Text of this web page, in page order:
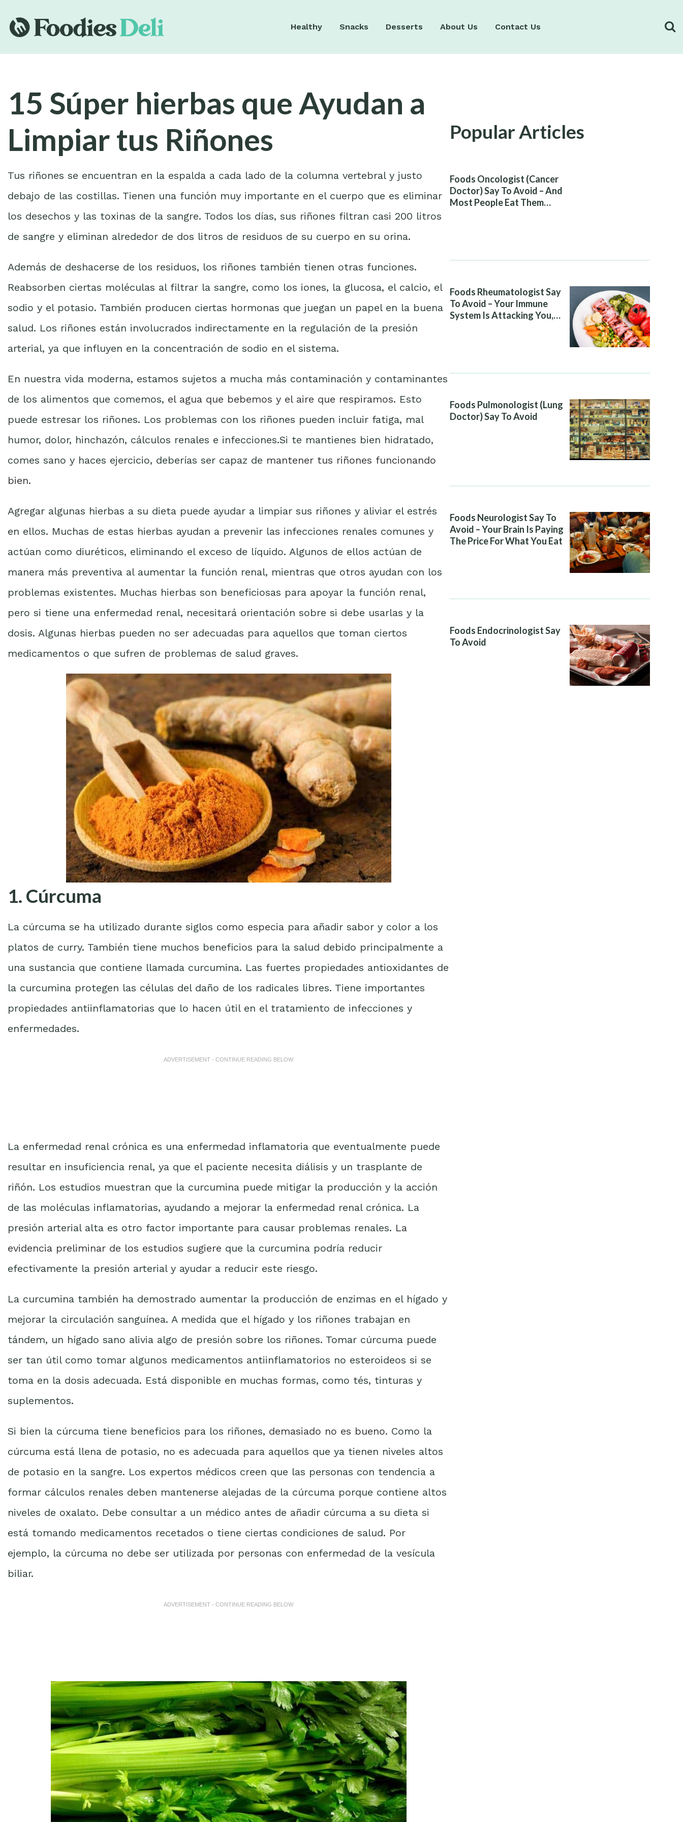
Healthy Snacks Desserts About Us Contact Us
15 Súper hierbas que Ayudan a
Limpiar tus Riñones
Tus riñones se encuentran en la espalda a cada lado de la columna vertebral y justo
debajo de las costillas. Tienen una función muy importante en el cuerpo que es eliminar
los desechos y las toxinas de la sangre. Todos los días, sus riñones filtran casi 200 litros
de sangre y eliminan alrededor de dos litros de residuos de su cuerpo en su orina.
Además de deshacerse de los residuos, los riñones también tienen otras funciones.
Reabsorben ciertas moléculas al filtrar la sangre, como los iones, la glucosa, el calcio, el
sodio y el potasio. También producen ciertas hormonas que juegan un papel en la buena
salud. Los riñones están involucrados indirectamente en la regulación de la presión
arterial, ya que influyen en la concentración de sodio en el sistema.
En nuestra vida moderna, estamos sujetos a mucha más contaminación y contaminantes
de los alimentos que comemos, el agua que bebemos y el aire que respiramos. Esto
puede estresar los riñones. Los problemas con los riñones pueden incluir fatiga, mal
humor, dolor, hinchazón, cálculos renales e infecciones.Si te mantienes bien hidratado,
comes sano y haces ejercicio, deberías ser capaz de mantener tus riñones funcionando
bien.
Agregar algunas hierbas a su dieta puede ayudar a limpiar sus riñones y aliviar el estrés
en ellos. Muchas de estas hierbas ayudan a prevenir las infecciones renales comunes y
actúan como diuréticos, eliminando el exceso de líquido. Algunos de ellos actúan de
manera más preventiva al aumentar la función renal, mientras que otros ayudan con los
problemas existentes. Muchas hierbas son beneficiosas para apoyar la función renal,
pero si tiene una enfermedad renal, necesitará orientación sobre si debe usarlas y la
dosis. Algunas hierbas pueden no ser adecuadas para aquellos que toman ciertos
medicamentos o que sufren de problemas de salud graves.
1. Cúrcuma
La cúrcuma se ha utilizado durante siglos como especia para añadir sabor y color a los
platos de curry. También tiene muchos beneficios para la salud debido principalmente a
una sustancia que contiene llamada curcumina. Las fuertes propiedades antioxidantes de
la curcumina protegen las células del daño de los radicales libres. Tiene importantes
propiedades antiinflamatorias que lo hacen útil en el tratamiento de infecciones y
enfermedades.
ADVERTISEMENT - CONTINUE READING BELOW
La enfermedad renal crónica es una enfermedad inflamatoria que eventualmente puede
resultar en insuficiencia renal, ya que el paciente necesita diálisis y un trasplante de
riñón. Los estudios muestran que la curcumina puede mitigar la producción y la acción
de las moléculas inflamatorias, ayudando a mejorar la enfermedad renal crónica. La
presión arterial alta es otro factor importante para causar problemas renales. La
evidencia preliminar de los estudios sugiere que la curcumina podría reducir
efectivamente la presión arterial y ayudar a reducir este riesgo.
La curcumina también ha demostrado aumentar la producción de enzimas en el hígado y
mejorar la circulación sanguínea. A medida que el hígado y los riñones trabajan en
tándem, un hígado sano alivia algo de presión sobre los riñones. Tomar cúrcuma puede
ser tan útil como tomar algunos medicamentos antiinflamatorios no esteroideos si se
toma en la dosis adecuada. Está disponible en muchas formas, como tés, tinturas y
suplementos.
Si bien la cúrcuma tiene beneficios para los riñones, demasiado no es bueno. Como la
cúrcuma está llena de potasio, no es adecuada para aquellos que ya tienen niveles altos
de potasio en la sangre. Los expertos médicos creen que las personas con tendencia a
formar cálculos renales deben mantenerse alejadas de la cúrcuma porque contiene altos
niveles de oxalato. Debe consultar a un médico antes de añadir cúrcuma a su dieta si
está tomando medicamentos recetados o tiene ciertas condiciones de salud. Por
ejemplo, la cúrcuma no debe ser utilizada por personas con enfermedad de la vesícula
biliar.
ADVERTISEMENT - CONTINUE READING BELOW
Popular Articles
Foods Oncologist (Cancer
Doctor) Say To Avoid – And
Most People Eat Them
Foods Rheumatologist Say
To Avoid – Your Immune
System Is Attacking You,
Foods Pulmonologist (Lung
Doctor) Say To Avoid
Foods Neurologist Say To
Avoid – Your Brain Is Paying
The Price For What You Eat
Foods Endocrinologist Say
To Avoid